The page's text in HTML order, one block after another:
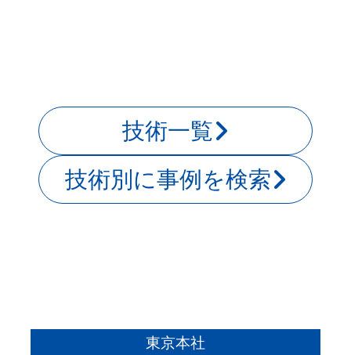
技術一覧
技術別に事例を検索
東京本社